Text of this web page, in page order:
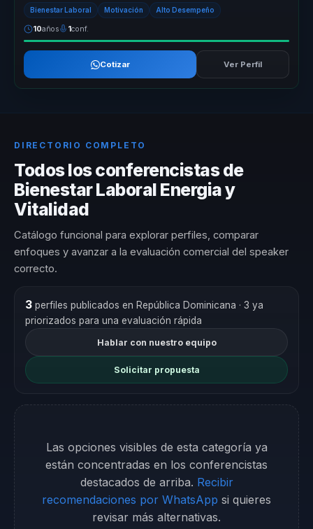
marco comprensi...
Bienestar Laboral Motivación Alto Desempeño
10años 1conf.
Cotizar Ver Perfil
DIRECTORIO COMPLETO
Todos los conferencistas de
Bienestar Laboral Energia y
Vitalidad
Catálogo funcional para explorar perfiles, comparar
enfoques y avanzar a la evaluación comercial del speaker
correcto.
3perfiles publicados en República Dominicana · 3 ya
priorizados para una evaluación rápida
Hablar con nuestro equipo
Solicitar propuesta
Las opciones visibles de esta categoría ya
están concentradas en los conferencistas
destacados de arriba. Recibir
recomendaciones por WhatsApp si quieres
revisar más alternativas.